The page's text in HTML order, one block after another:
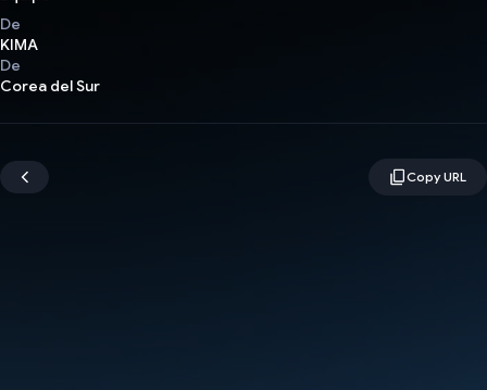
De
KIMA
De
Corea del Sur